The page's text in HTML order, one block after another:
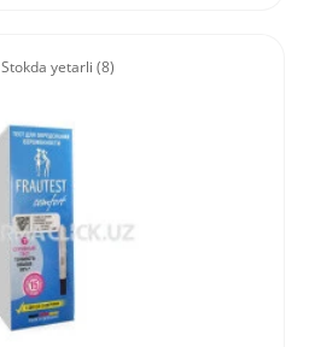
Stokda yetarli (8)